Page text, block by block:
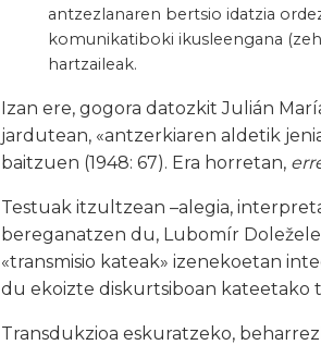
antzezlanaren bertsio idatzia
komunikatiboki ikusleengana
hartzaileak.
Izan ere, gogora datozkit Julián
jardutean, «antzerkiaren aldetik
baitzuen (1948: 67). Era horretan,
Testuak itzultzean –alegia,
bereganatzen du, Lubomír
«transmisio kateak» izenekoetan
du ekoizte diskurtsiboan kateetako
Transdukzioa eskuratzeko,